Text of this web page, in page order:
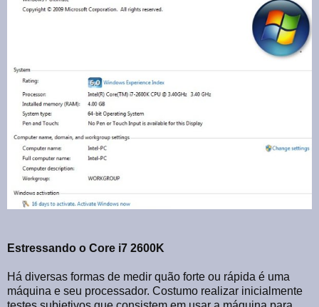
Estressando o Core i7 2600K
Há diversas formas de medir quão forte ou rápida é uma
máquina e seu processador. Costumo realizar inicialmente